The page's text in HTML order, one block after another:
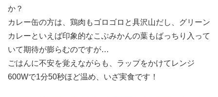
か？
カレー缶の方は、鶏肉もゴロゴロと具沢山だし、グリーン
カレーといえば印象的なこぶみかんの葉もばっちり入って
いて期待が膨らむのですが…
ごはんに不安を覚えながらも、ラップをかけてレンジ
600Wで1分50秒ほど温め、いざ実食です！